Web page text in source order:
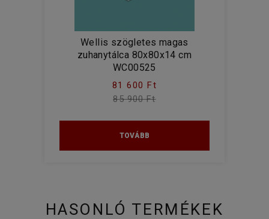
Wellis szögletes magas
zuhanytálca 80x80x14 cm
WC00525
81 600 Ft
85 900 Ft
TOVÁBB
HASONLÓ TERMÉKEK